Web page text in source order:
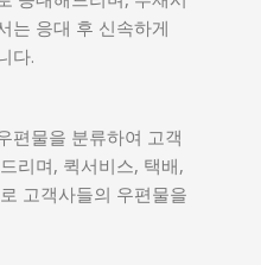
는 응대 후 신속하게
다.
편물을 분류하여 고객
리며, 퀵서비스, 택배,
고객사들의 우편물을